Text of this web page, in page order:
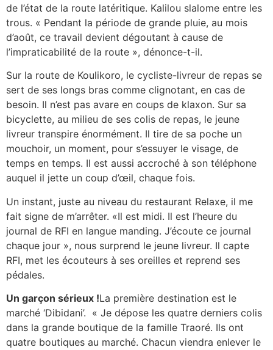
de l’état de la route latéritique. Kalilou slalome entre les
trous. « Pendant la période de grande pluie, au mois
d’août, ce travail devient dégoutant à cause de
l’impraticabilité de la route », dénonce-t-il.
Sur la route de Koulikoro, le cycliste-livreur de repas se
sert de ses longs bras comme clignotant, en cas de
besoin. Il n’est pas avare en coups de klaxon. Sur sa
bicyclette, au milieu de ses colis de repas, le jeune
livreur transpire énormément. Il tire de sa poche un
mouchoir, un moment, pour s’essuyer le visage, de
temps en temps. Il est aussi accroché à son téléphone
auquel il jette un coup d’œil, chaque fois.
Un instant, juste au niveau du restaurant Relaxe, il me
fait signe de m’arrêter. «Il est midi. Il est l’heure du
journal de RFI en langue manding. J’écoute ce journal
chaque jour », nous surprend le jeune livreur. Il capte
RFI, met les écouteurs à ses oreilles et reprend ses
pédales.
Un garçon sérieux !La première destination est le
marché ‘Dibidani’. « Je dépose les quatre derniers colis
dans la grande boutique de la famille Traoré. Ils ont
quatre boutiques au marché. Chacun viendra enlever le